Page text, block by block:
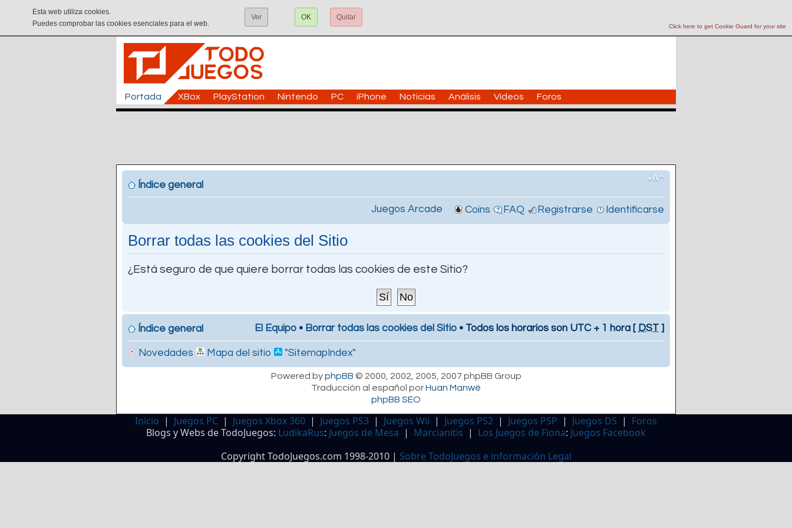
Click here to get Cookie Guard for your site
Esta web utiliza cookies.
Puedes comprobar las cookies esenciales para el web.
Ver OK Quitar
Portada XBox PlayStation Nintendo PC iPhone Noticias Análisis Vídeos Foros
Índice general
Juegos Arcade Coins FAQ Registrarse Identificarse
Borrar todas las cookies del Sitio
¿Está seguro de que quiere borrar todas las cookies de este Sitio?
Índice general El Equipo • Borrar todas las cookies del Sitio • Todos los horarios son UTC + 1 hora [ DST ]
Novedades Mapa del sitio "SitemapIndex"
Powered byphpBB © 2000, 2002, 2005, 2007 phpBB Group
Traducción al español porHuan Manwë
phpBB SEO
Inicio | Juegos PC | Juegos Xbox 360 | Juegos PS3 | Juegos Wii | Juegos PS2 | Juegos PSP | Juegos DS | Foros
Blogs y Webs de TodoJuegos: LudikaRus: Juegos de Mesa | Marcianitis | Los Juegos de Fiona: Juegos Facebook
Copyright TodoJuegos.com 1998-2010 | Sobre TodoJuegos e información Legal